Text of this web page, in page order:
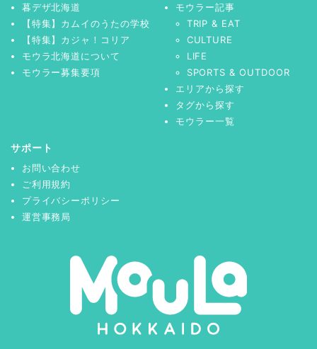
暮デザ北海道
【特集】カムイのうたの学校
【特集】カジャ！コリア
モウラ北海道について
モウラー募集要項
モウラー記事
TRIP & EAT
CULTURE
LIFE
SPORTS & OUTDOOR
エリアから探す
タグから探す
モウラー一覧
サポート
お問い合わせ
ご利用規約
プライバシーポリシー
運営事務局